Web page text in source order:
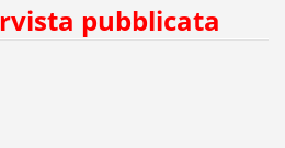
pubblicata